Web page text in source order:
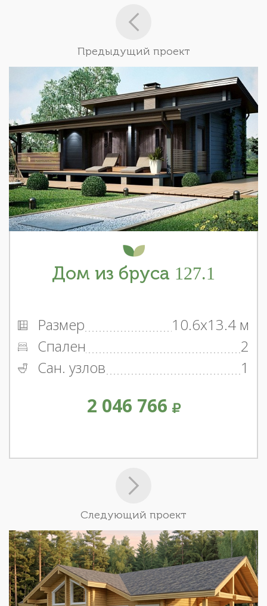
Предыдущий проект
Дом из бруса 127.1
Размер
10.6x13.4 м
Спален
2
Сан. узлов
1
2 046 766
Следующий проект